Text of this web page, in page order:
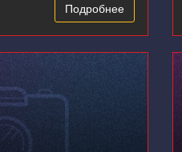
Подробнее